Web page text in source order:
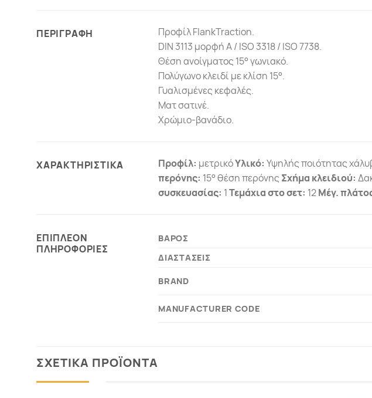
ΠΕΡΙΓΡΑΦΗ
Προφίλ FlankTraction.
DIN 3113 μορφή A / ISO 3318 / ISO 7738.
Θέση ανοίγματος 15° γωνιακό.
Πολύγωνο κλειδί με κλίση 15°.
Γυαλισμένες κεφαλές.
Ματ σατινέ.
Χρώμιο-βανάδιο.
ΧΑΡΑΚΤΗΡΙΣΤΙΚΑ Προφίλ: μετρικόΥλικό: Υψηλής ποιότητας
περόνης: 15° θέση περόνης Σχήμα κλειδιού:
συσκευασίας: 1Τεμάχια στο σετ: 12Μέγ.
ΕΠΙΠΛΕΟΝ
ΠΛΗΡΟΦΟΡΙΕΣ
ΒΑΡΟΣ
ΔΙΑΣΤΑΣΕΙΣ
BRAND
MANUFACTURER CODE
ΣΧΕΤΙΚΑ ΠΡΟΪΟΝΤΑ